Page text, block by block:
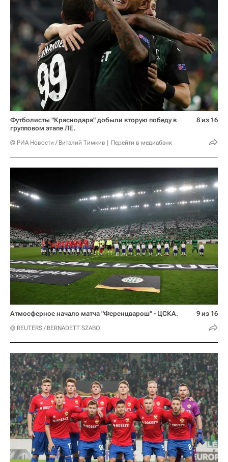
Футболисты "Краснодара" добыли вторую победу в
групповом этапе ЛЕ.
© РИА Новости / Виталий Тимкив Перейти в медиабанк
8 из 16
Атмосферное начало матча "Ференцварош" - ЦСКА.
© REUTERS / BERNADETT SZABO
9 из 16